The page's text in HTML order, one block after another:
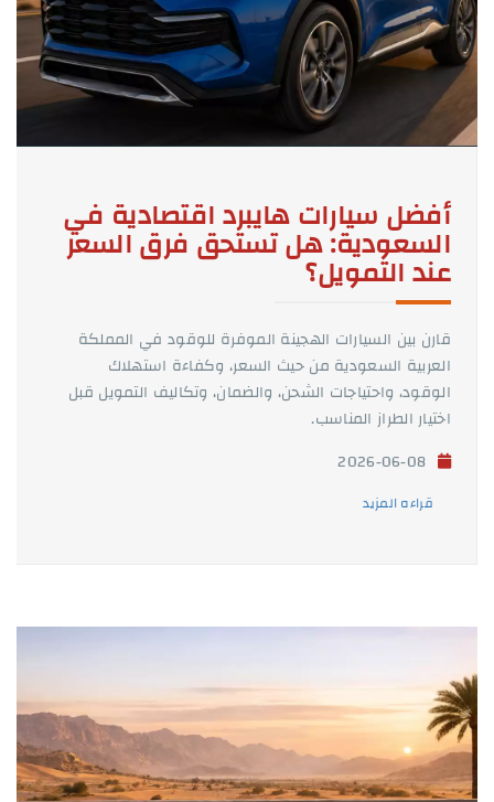
أفضل سيارات هايبرد اقتصادية في
السعودية: هل تستحق فرق السعر
عند التمويل؟
قارن بين السيارات الهجينة الموفرة للوقود في المملكة
العربية السعودية من حيث السعر، وكفاءة استهلاك
الوقود، واحتياجات الشحن، والضمان، وتكاليف التمويل قبل
اختيار الطراز المناسب.
قراءه المزيد